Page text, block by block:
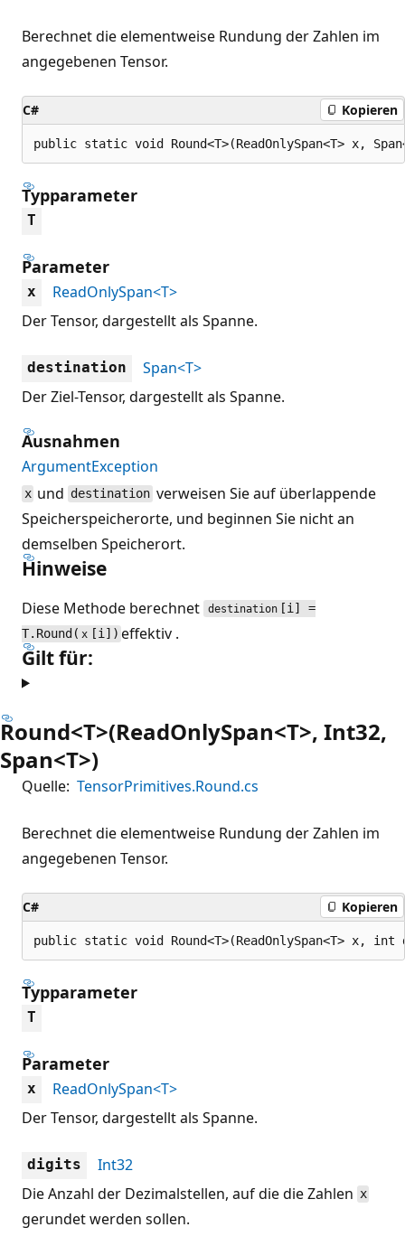
Berechnet die elementweise Rundung der Zahlen im
angegebenen Tensor.
C# Kopieren
public static void Round<T>(ReadOnlySpan<T> x,
Typparameter
T
Parameter
x
ReadOnlySpan<T>
Der Tensor, dargestellt als Spanne.
destination
Span<T>
Der Ziel-Tensor, dargestellt als Spanne.
Ausnahmen
ArgumentException
x und destination verweisen Sie auf überlappende
Speicherspeicherorte, und beginnen Sie nicht an
demselben Speicherort.
Hinweise
Diese Methode berechnet destination [i] =
T.Round( x [i]) effektiv .
Gilt für:
Round<T>(ReadOnlySpan<T>, Int32,
Span<T>)
Quelle: TensorPrimitives.Round.cs
Berechnet die elementweise Rundung der Zahlen im
angegebenen Tensor.
C# Kopieren
public static void Round<T>(ReadOnlySpan<T> x,
Typparameter
T
Parameter
x
ReadOnlySpan<T>
Der Tensor, dargestellt als Spanne.
digits
Int32
Die Anzahl der Dezimalstellen, auf die die Zahlen x
gerundet werden sollen.